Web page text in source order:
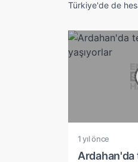
Türkiye'de de
1 yıl önce
Ardahan'da